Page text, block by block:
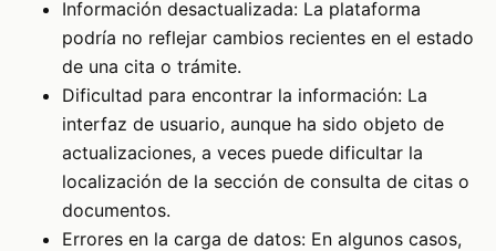
Información desactualizada: La plataforma
podría no reflejar cambios recientes en el estado
de una cita o trámite.
Dificultad para encontrar la información: La
interfaz de usuario, aunque ha sido objeto de
actualizaciones, a veces puede dificultar la
localización de la sección de consulta de citas o
documentos.
Errores en la carga de datos: En algunos casos,